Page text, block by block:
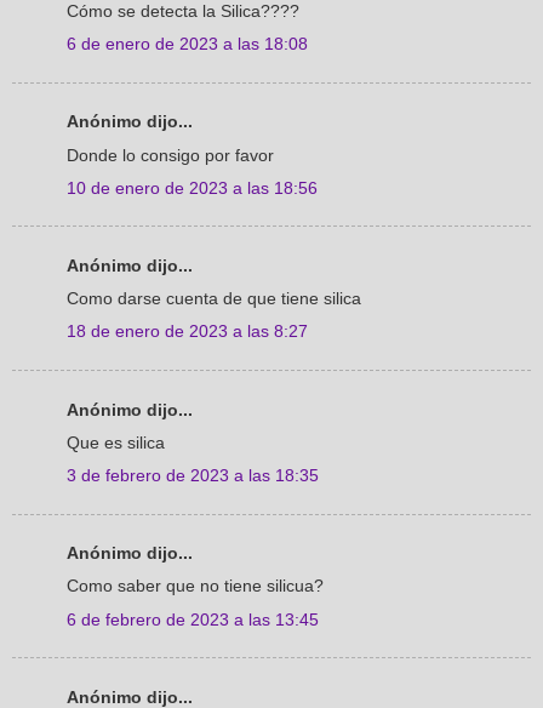
Cómo se detecta la Silica????
6 de enero de 2023 a las 18:08
Anónimo dijo...
Donde lo consigo por favor
10 de enero de 2023 a las 18:56
Anónimo dijo...
Como darse cuenta de que tiene silica
18 de enero de 2023 a las 8:27
Anónimo dijo...
Que es silica
3 de febrero de 2023 a las 18:35
Anónimo dijo...
Como saber que no tiene silicua?
6 de febrero de 2023 a las 13:45
Anónimo dijo...